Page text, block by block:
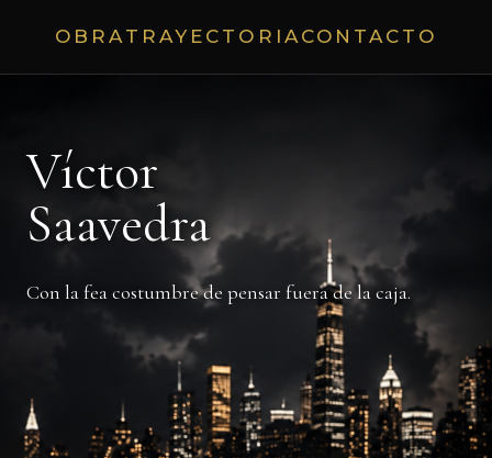
OBRATRAYECTORIACONTACTO
Víctor
Saavedra
Con la fea costumbre de pensar fuera de la caja.